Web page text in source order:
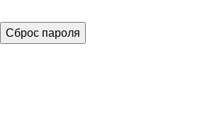
Сброс пароля